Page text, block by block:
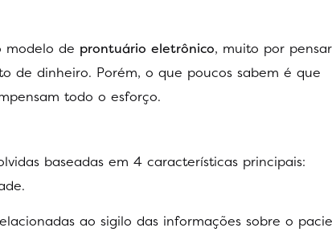
modelo de prontuário eletrônico, muito por
de dinheiro. Porém, o que poucos sabem é que
todo o esforço.
baseadas em 4 características principais:
ao sigilo das informações sobre o